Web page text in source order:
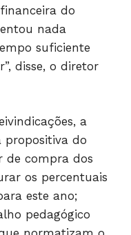
do
nada
suficiente
disse, o diretor
a
propositiva do
de compra dos
os percentuais
este ano;
pedagógico